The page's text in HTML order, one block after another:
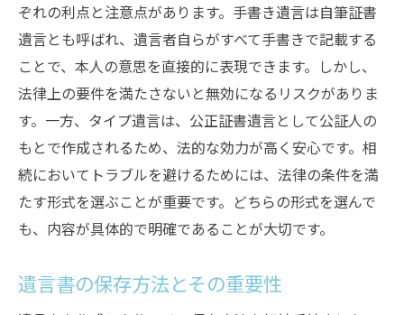
ぞれの利点と注意点があります。手書き遺言は自筆証書
遺言とも呼ばれ、遺言者自らがすべて手書きで記載する
ことで、本人の意思を直接的に表現できます。しかし、
法律上の要件を満たさないと無効になるリスクがありま
す。一方、タイプ遺言は、公正証書遺言として公証人の
もとで作成されるため、法的な効力が高く安心です。相
続においてトラブルを避けるためには、法律の条件を満
たす形式を選ぶことが重要です。どちらの形式を選んで
も、内容が具体的で明確であることが大切です。
遺言書の保存方法とその重要性